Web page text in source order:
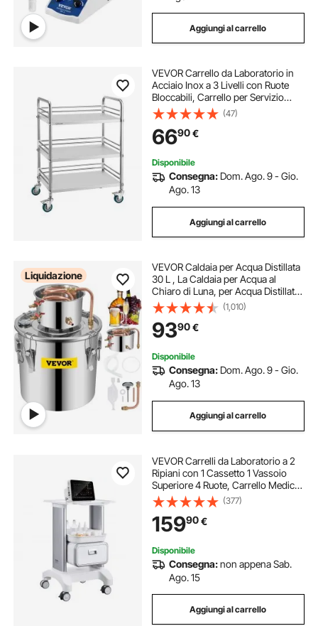
Aggiungi al carrello
VEVOR Carrello da Laboratorio in
Acciaio Inox a 3 Livelli con Ruote
Bloccabili, Carrello per Servizio
Medico, Vassoio per Clinica,
Vassoio di Stoccaggio Mobile per
Impieghi Gravosi per Ospedale
(47)
6690€
Disponibile
Consegna: Dom. Ago. 9 - Gio.
Ago. 13
Aggiungi al carrello
Liquidazione
VEVOR Caldaia per Acqua Distillata
30 L , La Caldaia per Acqua al
Chiaro di Luna, per Acqua Distillata,
Distillatore d'Acqua Alcolica,
Distillazione del Vino da 30 L in
Acciaio e Rame Rosso
(1,010)
9390€
Disponibile
Consegna: Dom. Ago. 9 - Gio.
Ago. 13
Aggiungi al carrello
VEVOR Carrelli da Laboratorio a 2
Ripiani con 1 Cassetto 1 Vassoio
Superiore 4 Ruote, Carrello Medico
Mobile Materiale ABS
Consilenziose, Carrelli per
Laboratorio, Clinica, Ospedale,
Salone, Bianco
(377)
15990€
Disponibile
Consegna:non appena Sab.
Ago. 15
Aggiungi al carrello